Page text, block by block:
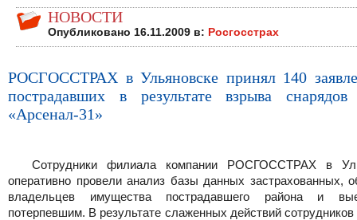
НОВОСТИ
Опубликовано 16.11.2009 в: Росгосстрах
РОСГОССТРАХ в Ульяновске принял 140
пострадавших в результате взрыва
«Арсенал-31»
Сотрудники филиала компании РОСГОССТРАХ в
оперативно провели анализ базы данных застрахованных,
владельцев имущества пострадавшего района и
потерпевшим. В результате слаженных действий